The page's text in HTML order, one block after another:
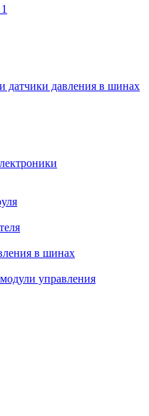
датчики давления в шинах
в шинах
управления